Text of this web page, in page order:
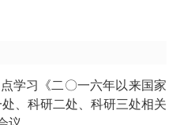
学习《二〇一六年以来国家
、科研二处、科研三处相关